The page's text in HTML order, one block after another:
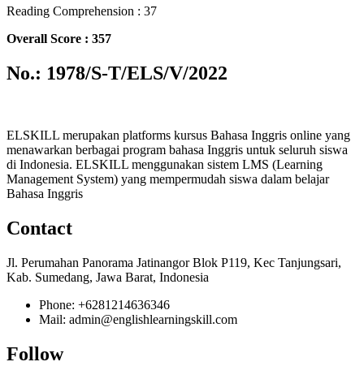
Reading Comprehension : 37
Overall Score : 357
No.: 1978/S-T/ELS/V/2022
ELSKILL merupakan platforms kursus Bahasa Inggris online yang
menawarkan berbagai program bahasa Inggris untuk seluruh siswa
di Indonesia. ELSKILL menggunakan sistem LMS (Learning
Management System) yang mempermudah siswa dalam belajar
Bahasa Inggris
Contact
Jl. Perumahan Panorama Jatinangor Blok P119, Kec Tanjungsari,
Kab. Sumedang, Jawa Barat, Indonesia
Phone: +6281214636346
Mail: admin@englishlearningskill.com
Follow